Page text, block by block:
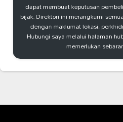
dapat membuat keputusan
bijak. Direktori ini merangkumi
dengan maklumat lokasi,
Hubungi saya melalui halaman
memerlukan